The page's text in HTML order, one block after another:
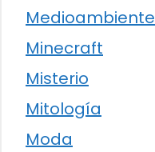
Medioambiente
Minecraft
Misterio
Mitología
Moda